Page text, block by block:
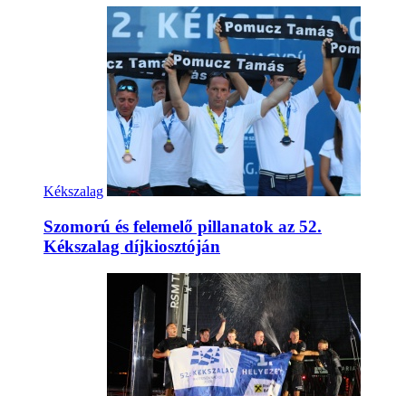
Kékszalag
Szomorú és felemelő pillanatok az 52.
Kékszalag díjkiosztóján